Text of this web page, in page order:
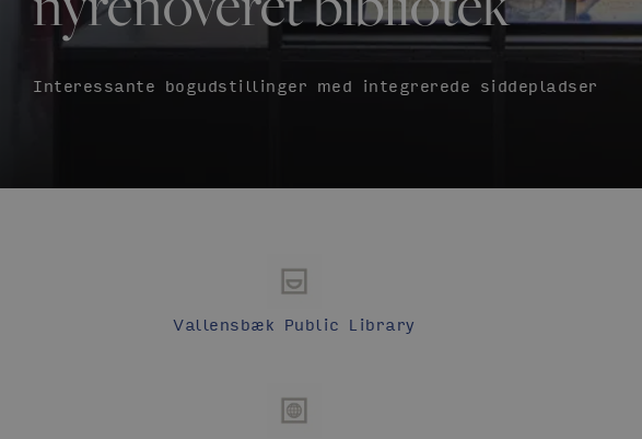
Interessante bogudstillinger med integrerede siddepladser
Vallensbæk Public Library